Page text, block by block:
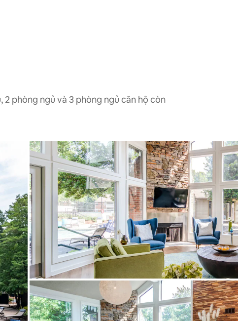
phòng ngủ và 3 phòng ngủ căn hộ còn